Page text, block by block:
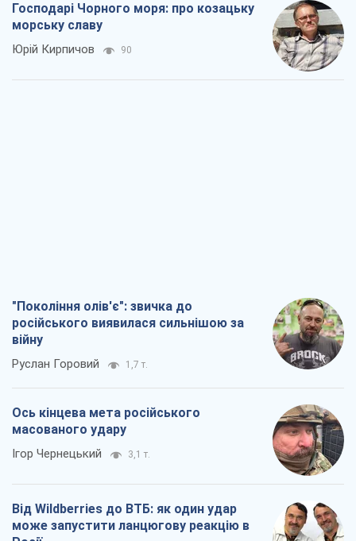
Господарі Чорного моря: про козацьку
морську славу
Юрій Кирпичов 90
"Покоління олів'є": звичка до
російського виявилася сильнішою за
війну
Руслан Горовий 1,7 т.
Ось кінцева мета російського
масованого удару
Ігор Чернецький 3,1 т.
Від Wildberries до ВТБ: як один удар
може запустити ланцюгову реакцію в